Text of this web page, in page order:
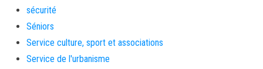
sécurité
Séniors
Service culture, sport et associations
Service de l'urbanisme